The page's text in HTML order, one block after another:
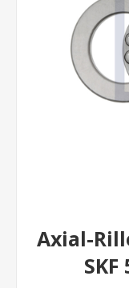
Axial-